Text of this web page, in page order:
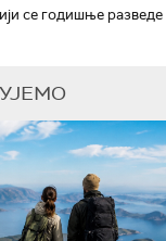
се годишње